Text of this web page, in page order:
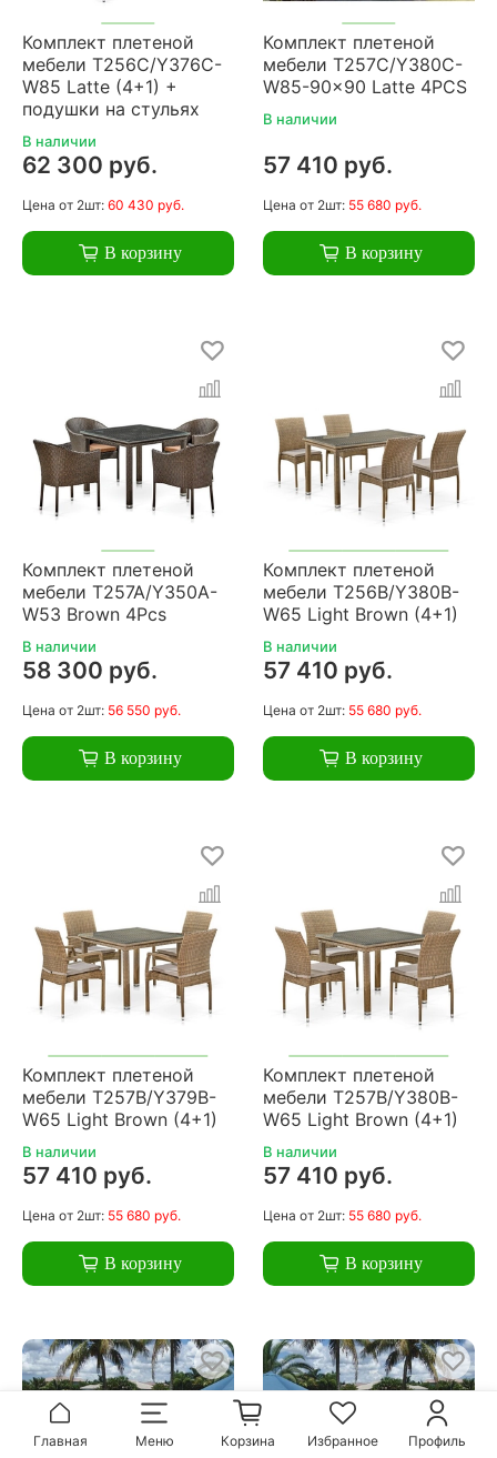
Комплект плетеной
мебели T256C/Y376C-
W85 Latte (4+1) +
подушки на стульях
В наличии
62 300 руб.
Цена от 2шт: 60 430 руб.
В корзину
Комплект плетеной
мебели T257C/Y380C-
W85-90x90 Latte 4PCS
В наличии
57 410 руб.
Цена от 2шт: 55 680 руб.
В корзину
Комплект плетеной
мебели T257A/Y350A-
W53 Brown 4Pcs
В наличии
58 300 руб.
Цена от 2шт: 56 550 руб.
В корзину
Комплект плетеной
мебели T256B/Y380B-
W65 Light Brown (4+1)
В наличии
57 410 руб.
Цена от 2шт: 55 680 руб.
В корзину
Комплект плетеной
мебели T257B/Y379B-
W65 Light Brown (4+1)
В наличии
57 410 руб.
Цена от 2шт: 55 680 руб.
В корзину
Комплект плетеной
мебели T257B/Y380B-
W65 Light Brown (4+1)
В наличии
57 410 руб.
Цена от 2шт: 55 680 руб.
В корзину
Главная Меню Корзина Избранное Профиль